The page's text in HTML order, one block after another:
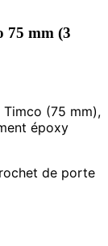
75 mm (3
(75 mm),
époxy
de porte